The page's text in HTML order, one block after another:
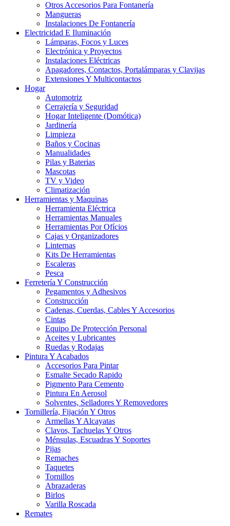
Otros Accesorios Para Fontanería
Mangueras
Instalaciones De Fontanería
Electricidad E Iluminación
Lámparas, Focos y Luces
Electrónica y Proyectos
Instalaciones Eléctricas
Apagadores, Contactos, Portalámparas y Clavijas
Extensiones Y Multicontactos
Hogar
Automotriz
Cerrajería y Seguridad
Hogar Inteligente (Domótica)
Jardinería
Limpieza
Baños y Cocinas
Manualidades
Pilas y Baterias
Mascotas
TV y Video
Climatización
Herramientas y Maquinas
Herramienta Eléctrica
Herramientas Manuales
Herramientas Por Ofícios
Cajas y Organizadores
Linternas
Kits De Herramientas
Escaleras
Pesca
Ferretería Y Construcción
Pegamentos y Adhesivos
Construcción
Cadenas, Cuerdas, Cables Y Accesorios
Cintas
Equipo De Protección Personal
Aceites y Lubricantes
Ruedas y Rodajas
Pintura Y Acabados
Accesorios Para Pintar
Esmalte Secado Rapido
Pigmento Para Cemento
Pintura En Aerosol
Solventes, Selladores Y Removedores
Tornillería, Fijación Y Otros
Armellas Y Alcayatas
Clavos, Tachuelas Y Otros
Ménsulas, Escuadras Y Soportes
Pijas
Remaches
Taquetes
Tornillos
Abrazaderas
Birlos
Varilla Roscada
Remates